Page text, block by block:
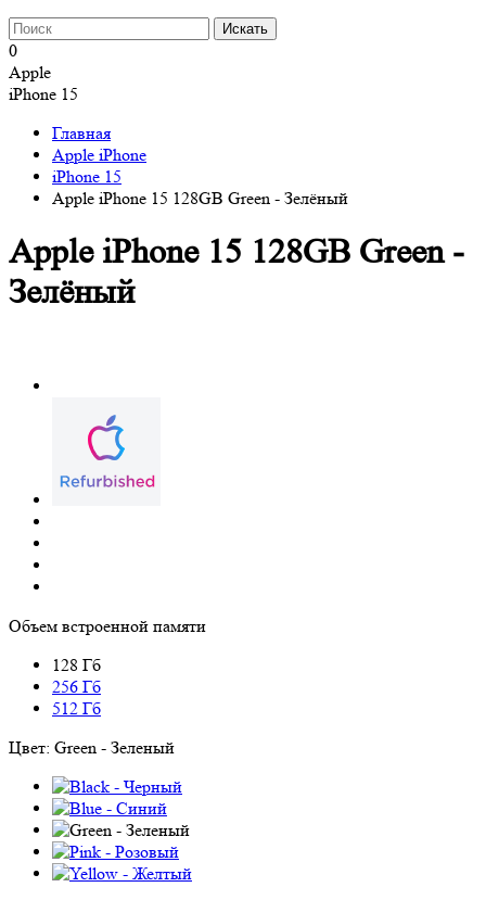
0
Apple
iPhone 15
Главная
Apple iPhone
iPhone 15
Apple iPhone 15 128GB Green - Зелёный
Apple iPhone 15 128GB Green -
Зелёный
Объем встроенной памяти
128 Гб
256 Гб
512 Гб
Цвет: Green - Зеленый